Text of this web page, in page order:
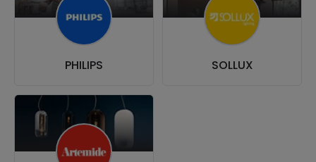
PHILIPS SOLLUX